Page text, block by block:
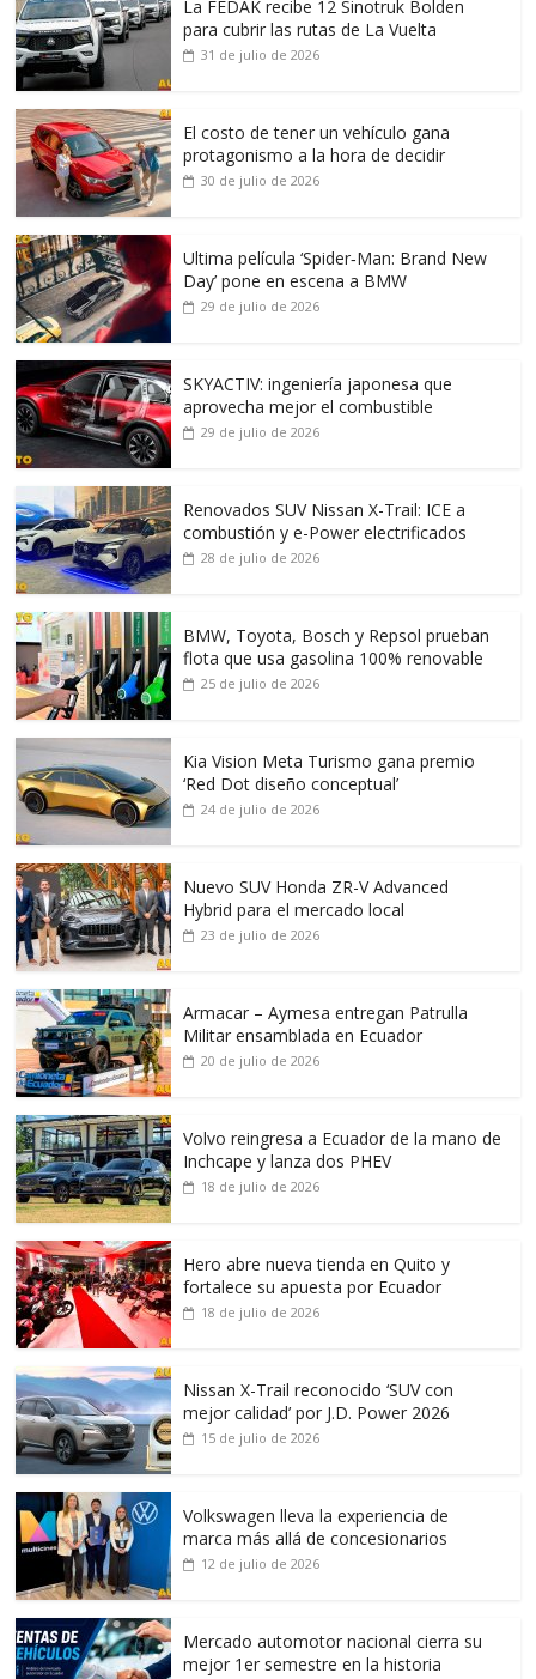
La FEDAK recibe 12 Sinotruk Bolden
para cubrir las rutas de La Vuelta
31 de julio de 2026
El costo de tener un vehículo gana
protagonismo a la hora de decidir
30 de julio de 2026
Ultima película ‘Spider‑Man: Brand New
Day’ pone en escena a BMW
29 de julio de 2026
SKYACTIV: ingeniería japonesa que
aprovecha mejor el combustible
29 de julio de 2026
Renovados SUV Nissan X-Trail: ICE a
combustión y e-Power electrificados
28 de julio de 2026
BMW, Toyota, Bosch y Repsol prueban
flota que usa gasolina 100% renovable
25 de julio de 2026
Kia Vision Meta Turismo gana premio
‘Red Dot diseño conceptual’
24 de julio de 2026
Nuevo SUV Honda ZR-V Advanced
Hybrid para el mercado local
23 de julio de 2026
Armacar – Aymesa entregan Patrulla
Militar ensamblada en Ecuador
20 de julio de 2026
Volvo reingresa a Ecuador de la mano de
Inchcape y lanza dos PHEV
18 de julio de 2026
Hero abre nueva tienda en Quito y
fortalece su apuesta por Ecuador
18 de julio de 2026
Nissan X-Trail reconocido ‘SUV con
mejor calidad’ por J.D. Power 2026
15 de julio de 2026
Volkswagen lleva la experiencia de
marca más allá de concesionarios
12 de julio de 2026
Mercado automotor nacional cierra su
mejor 1er semestre en la historia